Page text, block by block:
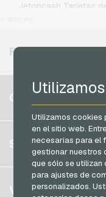
Utilizamos cookies
en el sitio web.
necesarias para el
gestionar nuestros
que sólo se
para ajustes de
personalizados.
Jetoncash Tarjetas
Neosurf Tarjetas de
Razer Gold Tarjetas
Transcash Tarjetas
REGIONES
Bélgica
Alemania (DE)
Alemania (EN)
Francia
Italia
CUENTA
Registrar
Iniciar sesión
Mi carrito
SERVICIO
FAQ
VGO-SHOP